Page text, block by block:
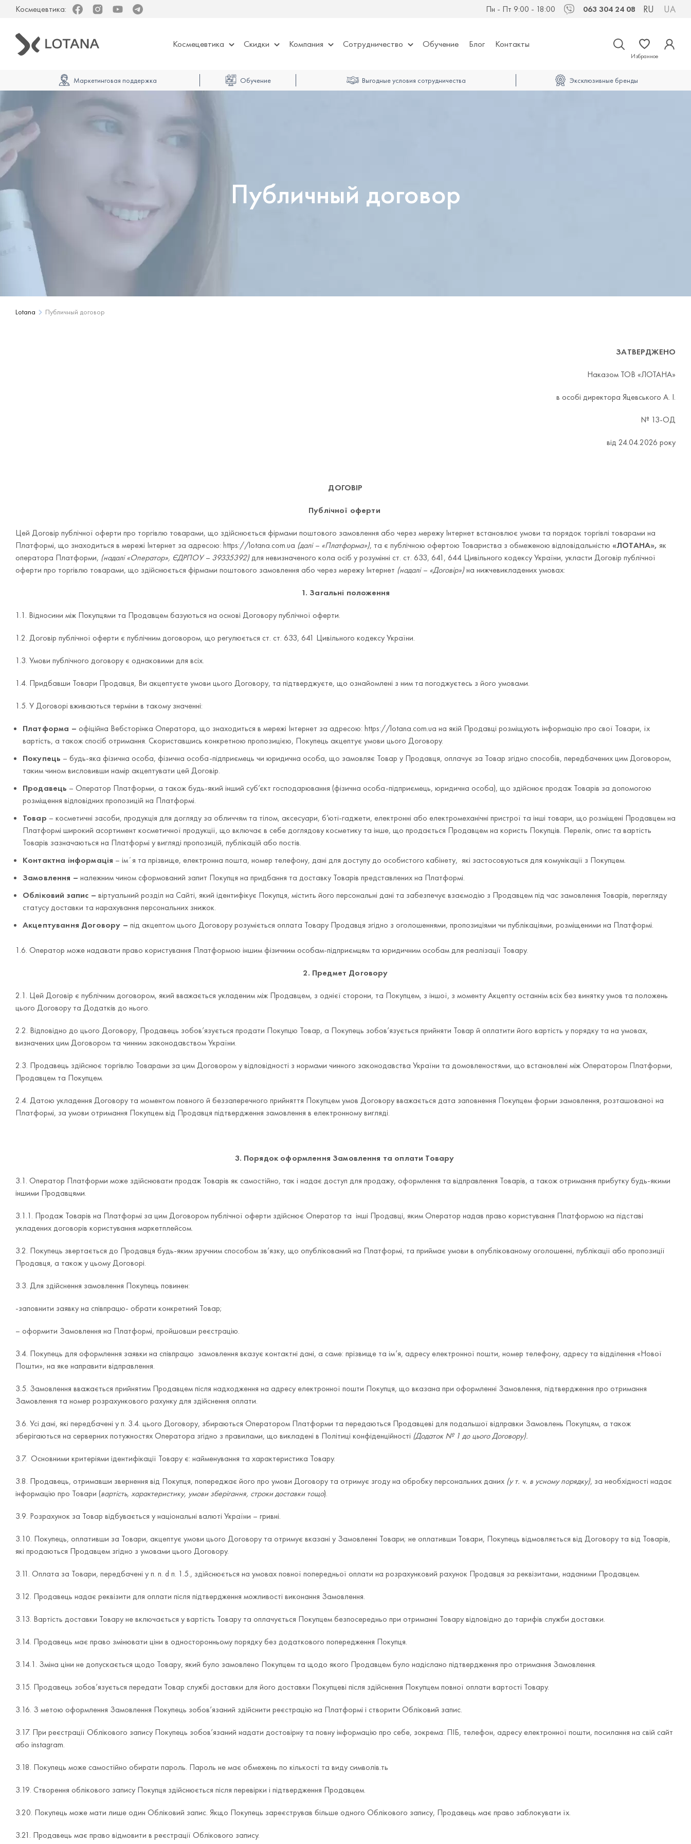
Космецевтика: FacebookInstagramYoutubeTelegram Пн - Пт 9:00 - 18:00 Viber063 304 24 08 RU UA
Космецевтика Скидки Компания Сотрудничество Обучение Блог Контакты
Избранное
Маркетинговая поддержка Обучение Выгодные условия сотрудничества Эксклюзивные бренды
Публичный договор
Lotana Публичный договор
ЗАТВЕРДЖЕНО
Наказом ТОВ «ЛОТАНА»
в особі директора Яцевського А. І.
№ 13-ОД
від 24.04.2026 року
ДОГОВІР
Публічної оферти
Цей Договір публічної оферти про торгівлю товарами, що здійснюється фірмами поштового замовлення або через мережу Інтернет встановлює умови та порядок торгівлі товарами на
Платформі, що знаходиться в мережі Інтернет за адресою: https://lotana.com.ua (далі – «Платформа»), та є публічною офертою Товариства з обмеженою відповідальністю «ЛОТАНА», як
оператора Платформи, (надалі «Оператор», ЄДРПОУ – 39335392)для невизначеного кола осіб у розумінні ст. ст. 633, 641, 644 Цивільного кодексу України, укласти Договір публічної
оферти про торгівлю товарами, що здійснюється фірмами поштового замовлення або через мережу Інтернет (надалі – «Договір»)на нижчевикладених умовах:
1. Загальні положення
1.1. Відносини між Покупцями та Продавцем базуються на основі Договору публічної оферти.
1.2. Договір публічної оферти є публічним договором, що регулюється ст. ст. 633, 641 Цивільного кодексу України.
1.3. Умови публічного договору є однаковими для всіх.
1.4. Придбавши Товари Продавця, Ви акцептуєте умови цього Договору, та підтверджуєте, що ознайомлені з ним та погоджуєтесь з його умовами.
1.5. У Договорі вживаються терміни в такому значенні:
Платформа – офіційна Вебсторінка Оператора, що знаходиться в мережі Інтернет за адресою: https://lotana.com.ua на якій Продавці розміщують інформацію про свої Товари, їх
вартість, а також спосіб отримання. Скориставшись конкретною пропозицією, Покупець акцептує умови цього Договору.
Покупець – будь-яка фізична особа, фізична особа-підприємець чи юридична особа, що замовляє Товар у Продавця, оплачує за Товар згідно способів, передбачених цим Договором,
таким чином висловивши намір акцептувати цей Договір.
Продавець – Оператор Платформи, а також будь-який інший суб’єкт господарювання (фізична особа-підприємець, юридична особа), що здійснює продаж Товарів за допомогою
розміщення відповідних пропозицій на Платформі.
Товар – косметичні засоби, продукція для догляду за обличчям та тілом, аксесуари, б’юті-гаджети, електронні або електромеханічні пристрої та інші товари, що розміщені Продавцем на
Платформі широкий асортимент косметичної продукції, що включає в себе доглядову косметику та інше, що продається Продавцем на користь Покупців. Перелік, опис та вартість
Товарів зазначаються на Платформі у вигляді пропозицій, публікацій або постів.
Контактна інформація – імʼя та прізвище, електронна пошта, номер телефону, дані для доступу до особистого кабінету, які застосовуються для комунікації з Покупцем.
Замовлення –належним чином сформований запит Покупця на придбання та доставку Товарів представлених на Платформі.
Обліковий запис – віртуальний розділ на Сайті, який ідентифікує Покупця, містить його персональні дані та забезпечує взаємодію з Продавцем під час замовлення Товарів, перегляду
статусу доставки та нарахування персональних знижок.
Акцептування Договору – під акцептом цього Договору розуміється оплата Товару Продавця згідно з оголошеннями, пропозиціями чи публікаціями, розміщеними на Платформі.
1.6. Оператор може надавати право користування Платформою іншим фізичним особам-підприємцям та юридичним особам для реалізації Товару.
2. Предмет Договору
2.1. Цей Договір є публічним договором, який вважається укладеним між Продавцем, з однієї сторони, та Покупцем, з іншої, з моменту Акцепту останнім всіх без винятку умов та положень
цього Договору та Додатків до нього.
2.2. Відповідно до цього Договору, Продавець зобов’язується продати Покупцю Товар, а Покупець зобов’язується прийняти Товар й оплатити його вартість у порядку та на умовах,
визначених цим Договором та чинним законодавством України.
2.3. Продавець здійснює торгівлю Товарами за цим Договором у відповідності з нормами чинного законодавства України та домовленостями, що встановлені між Оператором Платформи,
Продавцем та Покупцем.
2.4. Датою укладення Договору та моментом повного й беззаперечного прийняття Покупцем умов Договору вважається дата заповнення Покупцем форми замовлення, розташованої на
Платформі, за умови отримання Покупцем від Продавця підтвердження замовлення в електронному вигляді.
3. Порядок оформлення Замовлення та оплати Товару
3.1. Оператор Платформи може здійснювати продаж Товарів як самостійно, так і надає доступ для продажу, оформлення та відправлення Товарів, а також отримання прибутку будь-якими
іншими Продавцями.
3.1.1. Продаж Товарів на Платформі за цим Договором публічної оферти здійснює Оператор та інші Продавці, яким Оператор надав право користування Платформою на підставі
укладених договорів користування маркетплейсом.
3.2. Покупець звертається до Продавця будь-яким зручним способом зв’язку, що опублікований на Платформі, та приймає умови в опублікованому оголошенні, публікації або пропозиції
Продавця, а також у цьому Договорі.
3.3. Для здійснення замовлення Покупець повинен:
-заповнити заявку на співпрацю- обрати конкретний Товар;
– оформити Замовлення на Платформі, пройшовши реєстрацію.
3.4. Покупець для оформлення заявки на співпрацю замовлення вказує контактні дані, а саме: прізвище та ім’я, адресу електронної пошти, номер телефону, адресу та відділення «Нової
Пошти», на яке направити відправлення.
3.5. Замовлення вважається прийнятим Продавцем після надходження на адресу електронної пошти Покупця, що вказана при оформленні Замовлення, підтвердження про отримання
Замовлення та номер розрахункового рахунку для здійснення оплати.
3.6. Усі дані, які передбачені у п. 3.4. цього Договору, збираються Оператором Платформи та передаються Продавцеві для подальшої відправки Замовлень Покупцям, а також
зберігаються на серверних потужностях Оператора згідно з правилами, що викладені в Політиці конфіденційності (Додаток № 1 до цього Договору).
3.7. Основними критеріями ідентифікації Товару є: найменування та характеристика Товару.
3.8. Продавець, отримавши звернення від Покупця, попереджає його про умови Договору та отримує згоду на обробку персональних даних (у т. ч. в усному порядку), за необхідності надає
інформацію про Товари (вартість, характеристику, умови зберігання, строки доставки тощо).
3.9. Розрахунок за Товар відбувається у національні валюті України – гривні.
3.10. Покупець, оплативши за Товари, акцептує умови цього Договору та отримує вказані у Замовленні Товари; не оплативши Товари, Покупець відмовляється від Договору та від Товарів,
які продаються Продавцем згідно з умовами цього Договору.
3.11. Оплата за Товари, передбачені у п. п. d п. 1.5., здійснюється на умовах повної попередньої оплати на розрахунковий рахунок Продавця за реквізитами, наданими Продавцем.
3.12. Продавець надає реквізити для оплати після підтвердження можливості виконання Замовлення.
3.13. Вартість доставки Товару не включається у вартість Товару та оплачується Покупцем безпосередньо при отриманні Товару відповідно до тарифів служби доставки.
3.14. Продавець має право змінювати ціни в односторонньому порядку без додаткового попередження Покупця.
3.14.1. Зміна ціни не допускається щодо Товару, який було замовлено Покупцем та щодо якого Продавцем було надіслано підтвердження про отримання Замовлення.
3.15. Продавець зобов’язується передати Товар службі доставки для його доставки Покупцеві після здійснення Покупцем повної оплати вартості Товару.
3.16. З метою оформлення Замовлення Покупець зобов’язаний здійснити реєстрацію на Платформі і створити Обліковий запис.
3.17. При реєстрації Облікового запису Покупець зобов’язаний надати достовірну та повну інформацію про себе, зокрема: ПІБ, телефон, адресу електронної пошти, посилання на свій сайт
або instagram.
3.18. Покупець може самостійно обирати пароль. Пароль не має обмежень по кількості та виду символів.ть
3.19. Створення облікового запису Покупця здійснюється після перевірки і підтвердження Продавцем.
3.20. Покупець може мати лише один Обліковий запис. Якщо Покупець зареєстрував більше одного Облікового запису, Продавець має право заблокувати їх.
3.21. Продавець має право відмовити в реєстрації Облікового запису.